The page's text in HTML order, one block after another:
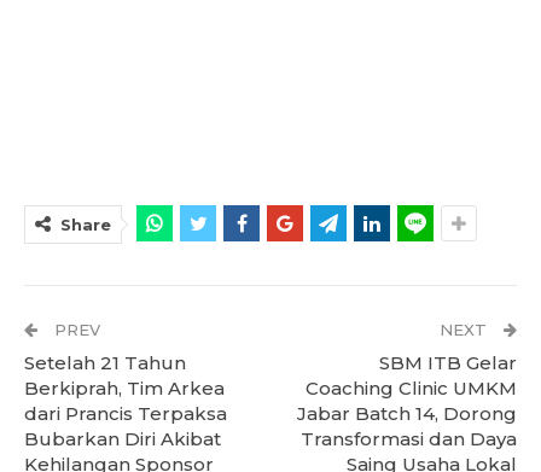
Share
PREV
Setelah 21 Tahun
Berkiprah, Tim Arkea
dari Prancis Terpaksa
Bubarkan Diri Akibat
Kehilangan Sponsor
NEXT
SBM ITB Gelar
Coaching Clinic UMKM
Jabar Batch 14, Dorong
Transformasi dan Daya
Saing Usaha Lokal